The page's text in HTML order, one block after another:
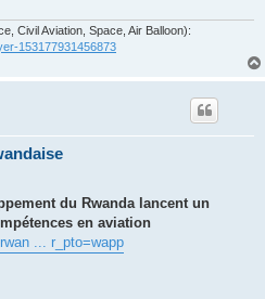
Civil Aviation, Space, Air Balloon):
153177931456873
du Rwanda lancent un
en aviation
... r_pto=wapp